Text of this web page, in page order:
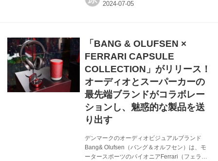
エンツォと妻の関係は冷え冷えとしたものにな
ス“ミッレミリア”（この年の開催が最後となっ
た）に取り組んでいく、エンツォの姿が描かれ
スとは、どんなものか」にあ...
「BANG & OLUFSEN ×
FERRARI CAPSULE
COLLECTION」がリリース！
オーディオとスーパーカーの
最先端ブランドがコラボレー
ションし、魅惑的な製品を送
り出す
デンマークのオーディオビジュアルブランド
Bang& Olufsen（バング＆オルフセン）は、モ
ータースポーツのパイオニアFerrari（フェラー